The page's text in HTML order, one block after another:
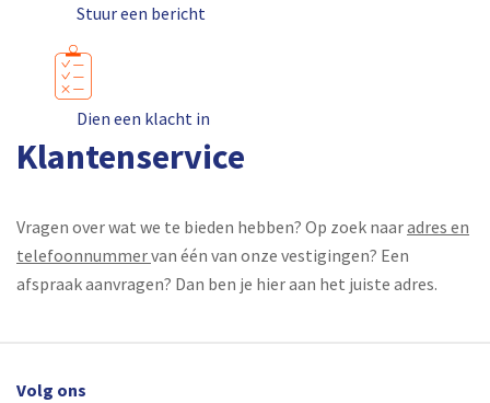
Stuur een bericht
Dien een klacht in
Klantenservice
Vragen over wat we te bieden hebben? Op zoek naaradres en
telefoonnummervan één van onze vestigingen? Een
afspraak aanvragen? Dan ben je hier aan het juiste adres.
Volg ons